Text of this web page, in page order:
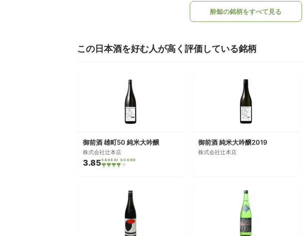
酔鯨の銘柄をすべて見る
この日本酒を好む人が高く評価している銘柄
御前酒 雄町50 純米大吟醸
株式会社辻本店
3.85SAKEAI SCORE
御前酒 純米大吟醸2019
株式会社辻本店